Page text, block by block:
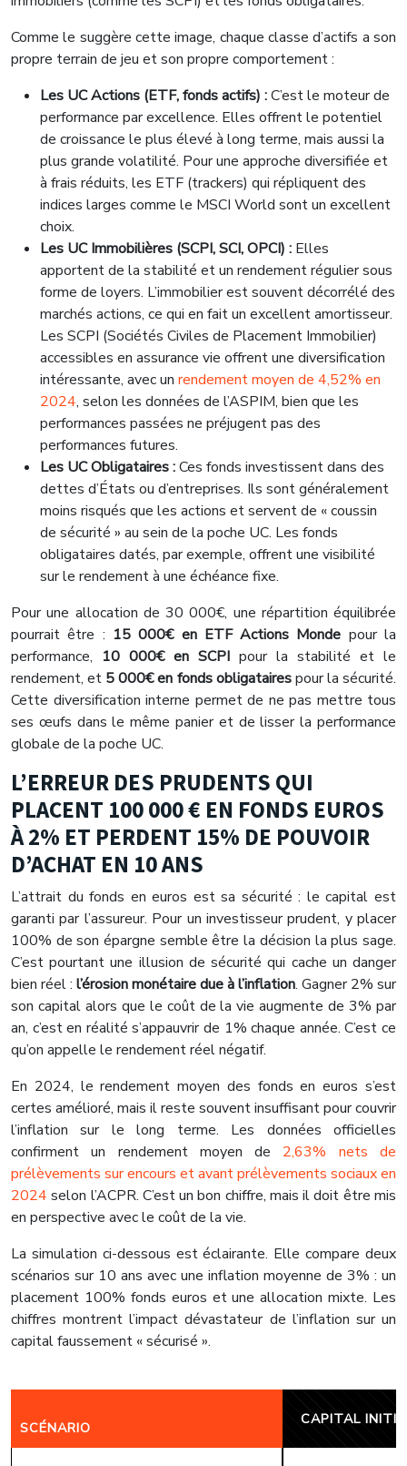
Comme le suggère cette image, chaque classe d’actifs a son
propre terrain de jeu et son propre comportement :
Les UC Actions (ETF, fonds actifs) :C’est le moteur de
performance par excellence. Elles offrent le potentiel
de croissance le plus élevé à long terme, mais aussi la
plus grande volatilité. Pour une approche diversifiée et
à frais réduits, les ETF (trackers) qui répliquent des
indices larges comme le MSCI World sont un excellent
choix.
Les UC Immobilières (SCPI, SCI, OPCI) : Elles
apportent de la stabilité et un rendement régulier sous
forme de loyers. L’immobilier est souvent décorrélé des
marchés actions, ce qui en fait un excellent amortisseur.
Les SCPI (Sociétés Civiles de Placement Immobilier)
accessibles en assurance vie offrent une diversification
intéressante, avec un rendement moyen de 4,52% en
2024, selon les données de l’ASPIM, bien que les
performances passées ne préjugent pas des
performances futures.
Les UC Obligataires :Ces fonds investissent dans des
dettes d’États ou d’entreprises. Ils sont généralement
moins risqués que les actions et servent de « coussin
de sécurité » au sein de la poche UC. Les fonds
obligataires datés, par exemple, offrent une visibilité
sur le rendement à une échéance fixe.
Pour une allocation de 30 000€, une répartition équilibrée
pourrait être : 15 000€ en ETF Actions Monde pour la
performance, 10 000€ en SCPI pour la stabilité et le
rendement, et 5 000€ en fonds obligatairespour la sécurité.
Cette diversification interne permet de ne pas mettre tous
ses œufs dans le même panier et de lisser la performance
globale de la poche UC.
L’ERREUR DES PRUDENTS QUI
PLACENT 100 000 € EN FONDS EUROS
À 2% ET PERDENT 15% DE POUVOIR
D’ACHAT EN 10 ANS
L’attrait du fonds en euros est sa sécurité : le capital est
garanti par l’assureur. Pour un investisseur prudent, y placer
100% de son épargne semble être la décision la plus sage.
C’est pourtant une illusion de sécurité qui cache un danger
bien réel : l’érosion monétaire due à l’inflation. Gagner 2% sur
son capital alors que le coût de la vie augmente de 3% par
an, c’est en réalité s’appauvrir de 1% chaque année. C’est ce
qu’on appelle le rendement réel négatif.
En 2024, le rendement moyen des fonds en euros s’est
certes amélioré, mais il reste souvent insuffisant pour couvrir
l’inflation sur le long terme. Les données officielles
confirment un rendement moyen de 2,63% nets de
prélèvements sur encours et avant prélèvements sociaux en
2024 selon l’ACPR. C’est un bon chiffre, mais il doit être mis
en perspective avec le coût de la vie.
La simulation ci-dessous est éclairante. Elle compare deux
scénarios sur 10 ans avec une inflation moyenne de 3% : un
placement 100% fonds euros et une allocation mixte. Les
chiffres montrent l’impact dévastateur de l’inflation sur un
capital faussement « sécurisé ».
SCÉNARIO CAPITAL